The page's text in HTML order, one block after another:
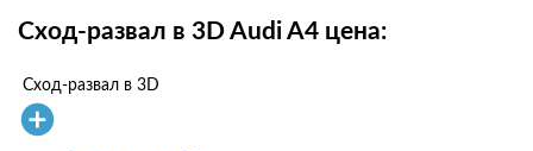
Сход-развал в 3D Audi A4 цена:
Сход-развал в 3D